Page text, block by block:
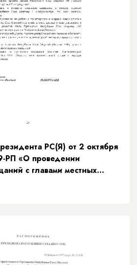
РС(Я) от 2 октября
РП «О проведении
с главами местных